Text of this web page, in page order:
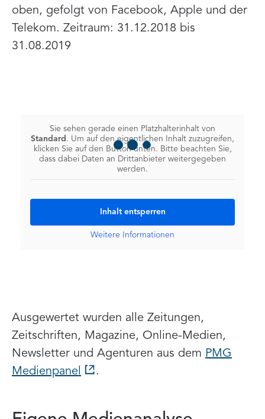
oben, gefolgt von Facebook, Apple und der
Telekom. Zeitraum: 31.12.2018 bis
31.08.2019
Sie sehen gerade einen Platzhalterinhalt von
Standard . Um auf den eigentlichen Inhalt zuzugreifen,
klicken Sie auf den Button unten. Bitte beachten Sie,
dass dabei Daten an Drittanbieter weitergegeben
werden.
Inhalt entsperren
Weitere Informationen
Ausgewertet wurden alle Zeitungen,
Zeitschriften, Magazine, Online-Medien,
Newsletter und Agenturen aus dem PMG
Medienpanel
.